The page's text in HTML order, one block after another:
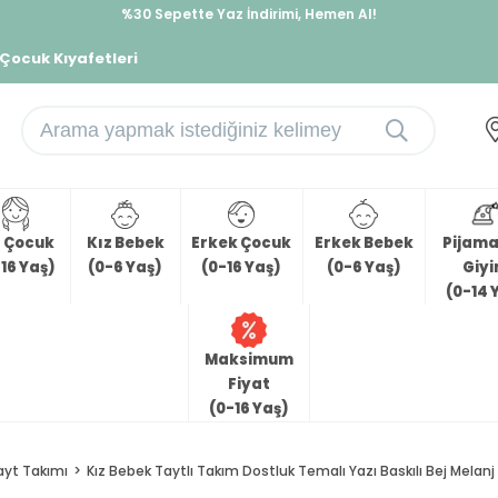
%30 Sepette Yaz İndirimi, Hemen Al!
Kıyafetleri
Çocuk
Yaş)
Kız Bebek
(0-6 Yaş)
Erkek Çocuk
(0-16 Yaş)
Erkek Bebek
(0-6 Yaş)
(0-14
Maksimum
Fiyat
(0-16 Yaş)
Takımı Kız Bebek Taytlı Takım Dostluk Temalı Yazı Baskılı Bej